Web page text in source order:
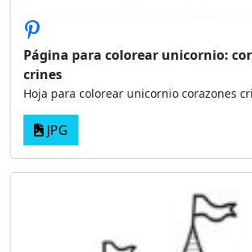
Página para colorear unicornio:
crines
Hoja para colorear unicornio corazones
JPG